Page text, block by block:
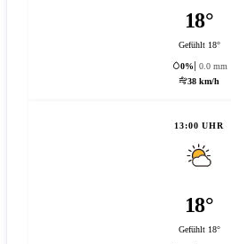
18°
Gefühlt 18°
0%
0.0 mm
38 km/h
13:00 UHR
18°
Gefühlt 18°